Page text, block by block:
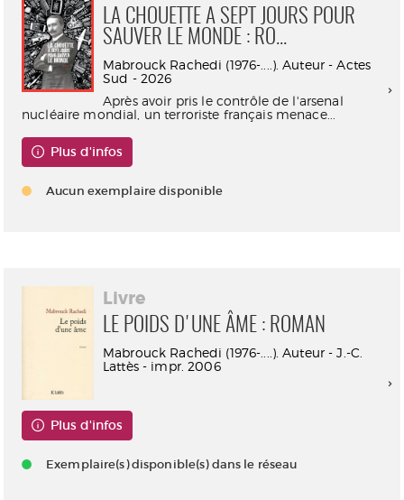
LA CHOUETTE A SEPT JOURS POUR
SAUVER LE MONDE : RO...
Mabrouck Rachedi (1976-....). Auteur - Actes
Sud - 2026
Après avoir pris le contrôle de l'arsenal
nucléaire mondial, un terroriste français menace...
Plus d'infos
Aucun exemplaire disponible
Livre
LE POIDS D'UNE ÂME : ROMAN
Mabrouck Rachedi (1976-....). Auteur - J.-C.
Lattès - impr. 2006
Plus d'infos
Exemplaire(s) disponible(s) dans le réseau